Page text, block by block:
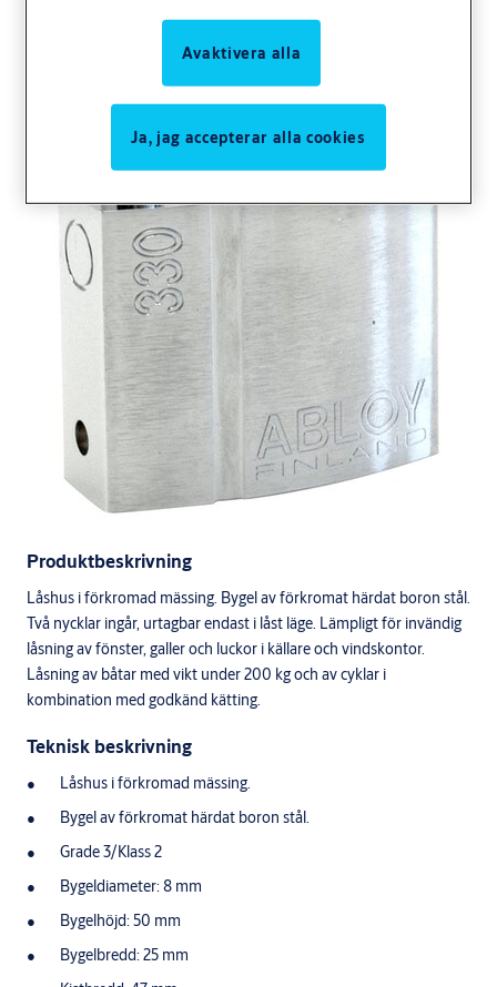
Produktbeskrivning
Låshus i förkromad mässing. Bygel av förkromat härdat boron stål.
Två nycklar ingår, urtagbar endast i låst läge. Lämpligt för invändig
låsning av fönster, galler och luckor i källare och vindskontor.
Låsning av båtar med vikt under 200 kg och av cyklar i
kombination med godkänd kätting.
Teknisk beskrivning
Låshus i förkromad mässing.
Bygel av förkromat härdat boron stål.
Grade 3/Klass 2
Bygeldiameter: 8 mm
Bygelhöjd: 50 mm
Bygelbredd: 25 mm
Avaktivera alla
Ja, jag accepterar alla cookies